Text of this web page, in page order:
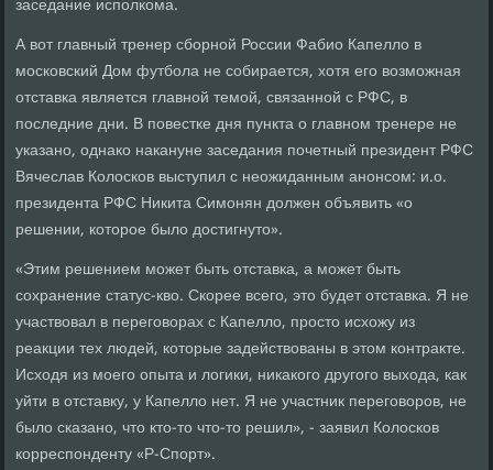
заседание исполкома.
А вот главный тренер сборной России Фабио Капелло в
московский Дом футбола не собирается, хотя его возможная
отставка является главной темой, связанной с РФС, в
последние дни. В повестке дня пункта о главном тренере не
указано, однако накануне заседания почетный президент РФС
Вячеслав Колосков выступил с неожиданным анонсом: и.о.
президента РФС Никита Симонян должен объявить «о
решении, которое было достигнуто».
«Этим решением может быть отставка, а может быть
сохранение статус-кво. Скорее всего, это будет отставка. Я не
участвовал в переговорах с Капелло, просто исхожу из
реакции тех людей, которые задействованы в этом контракте.
Исходя из моего опыта и логики, никакого другого выхода, как
уйти в отставку, у Капелло нет. Я не участник переговоров, не
было сказано, что кто-то что-то решил», - заявил Колосков
корреспонденту «Р-Спорт».